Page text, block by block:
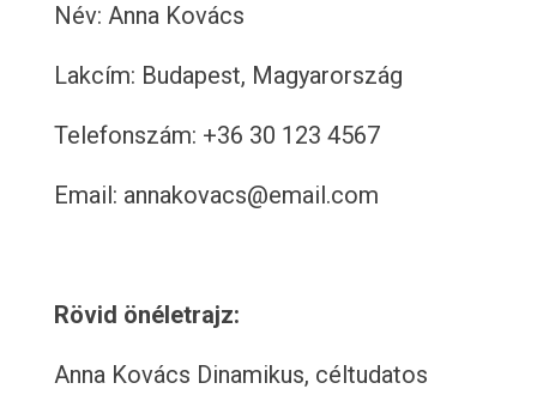
Név: Anna Kovács
Lakcím: Budapest, Magyarország
Telefonszám: +36 30 123 4567
Email: annakovacs@email.com
Rövid önéletrajz:
Anna Kovács Dinamikus, céltudatos